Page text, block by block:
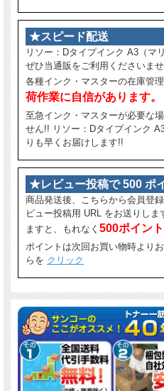
★スピード配送
リソー：Dタイプインク A3（マ
ぜひ当通販をご利用くださいま
各種インク・マスターの在庫管
荷作業に自信があります。
至急インク・マスターが必要な
せん!! リソー：Dタイプインク
りも早くお届けします!!
★レビュー投稿で 500 ポ
商品発送後、こちらから会員登
ビュー投稿用 URL をお送りし
ますと、もれなく 500ポイン
ポイントは次回お買い物時より
らを クリック